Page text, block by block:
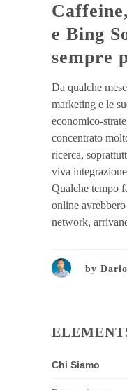
Caffeine, Social Search
e Bing
sempre
Da qualche
marketing e le
economico-
concentrato
ricerca,
viva
Qualche tempo
online
network,
by
Chi Siamo